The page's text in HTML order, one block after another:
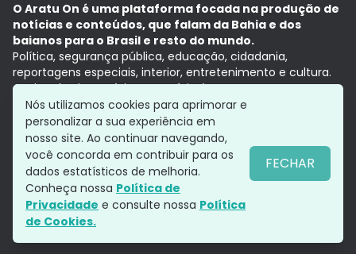
O Aratu On é uma plataforma focada na produção de
notícias e conteúdos, que falam da Bahia e dos
baianos para o Brasil e resto do mundo.
Política, segurança pública, educação, cidadania,
reportagens especiais, interior, entretenimento e cultura.
Aqui, tudo vira notícia e a notícia é no tempo presente,
com a credibilidade do Grupo Aratu.
Grupo Aratu
Política de privacidade
Siga-nos
Nós utilizamos cookies para aprimorar e
personalizar a sua experiência em
nosso site. Ao continuar navegando,
você concorda em contribuir para os
dados estatísticos de melhoria.
Conheça nossa Política de
Privacidade e consulte nossa Política
de Cookies.
FECHAR